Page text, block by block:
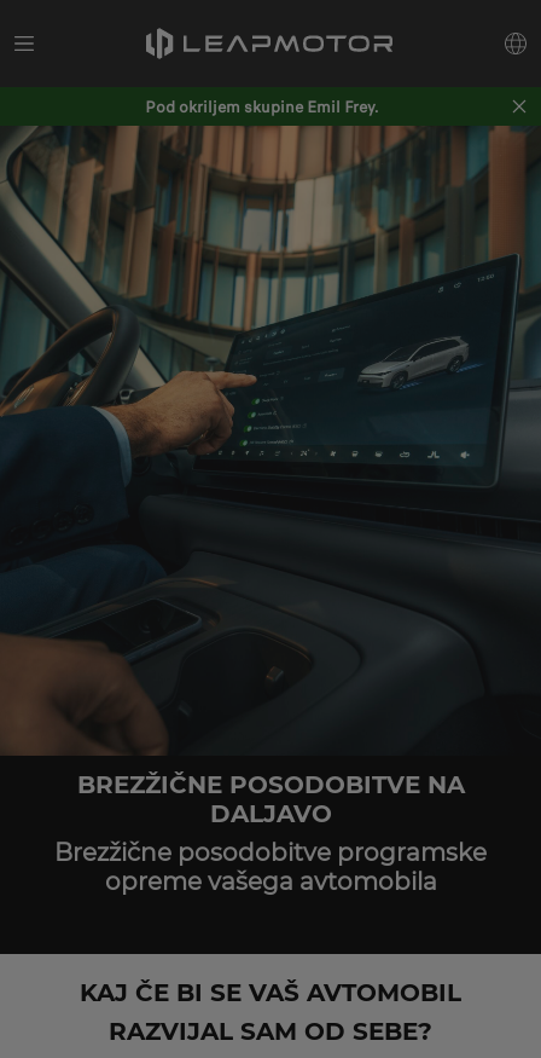
Pod okriljem skupine Emil Frey.
BREZŽIČNE POSODOBITVE NA
DALJAVO
Brezžične posodobitve programske
opreme vašega avtomobila
KAJ ČE BI SE VAŠ AVTOMOBIL
RAZVIJAL SAM OD SEBE?